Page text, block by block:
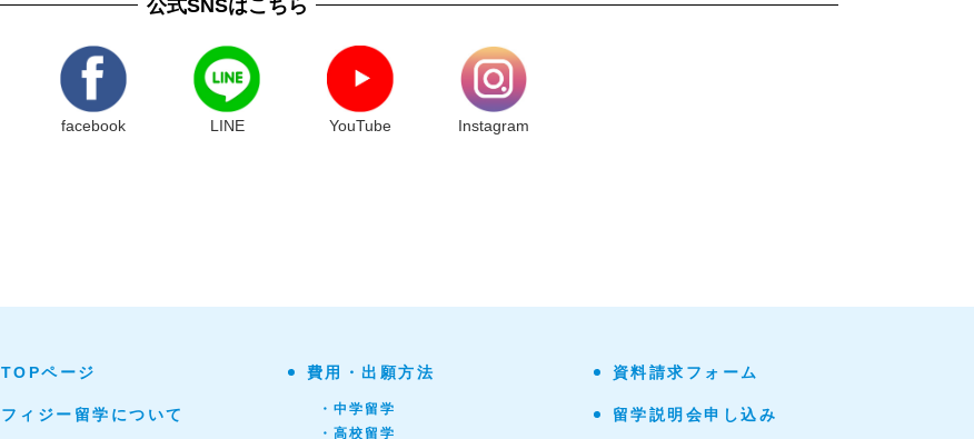
公式SNSはこちら
facebook LINE YouTube Instagram
TOPページ
フィジー留学について
費用・出願方法
・中学留学
・高校留学
資料請求フォーム
留学説明会申し込み